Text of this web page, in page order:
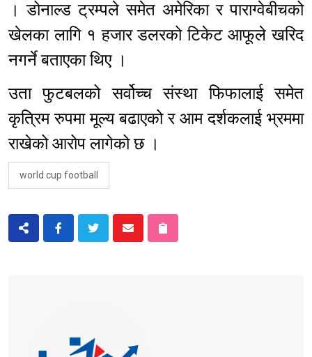
। डोनाल्ड ट्रम्पले समेत अमेरिका र पाराग्वेबीचको
खेलका लागि १ हजार डलरको टिकेट आफूले खरिद
नगर्ने बताएका थिए ।
उता फुटबलको सर्वोच्च संस्था फिफालाई समेत
कृत्रिम रुपमा मूल्य बढाएको र आम दर्शकलाई भ्रममा
राखेको आरोप लागेको छ ।
world cup football